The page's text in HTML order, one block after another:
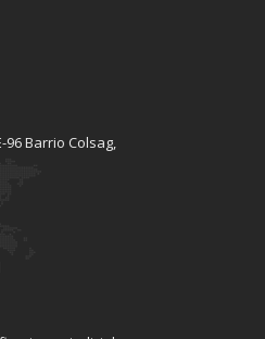
96 Barrio Colsag,